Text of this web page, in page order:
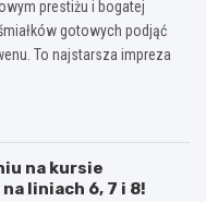
prestiżu i bogatej
gotowych podjąć
To najstarsza impreza
na kursie
liniach 6, 7 i 8!